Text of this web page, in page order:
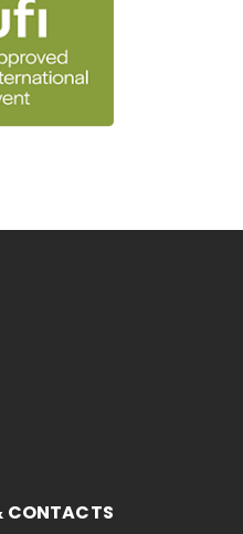
CONTACTS